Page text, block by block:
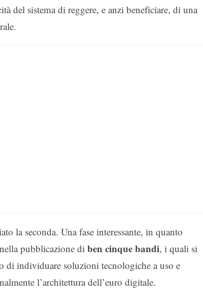
del sistema di reggere, e anzi beneficiare, di una
la seconda. Una fase interessante, in quanto
pubblicazione diben cinque bandi, i quali si
di individuare soluzioni tecnologiche a uso e
l’architettura dell’euro digitale.